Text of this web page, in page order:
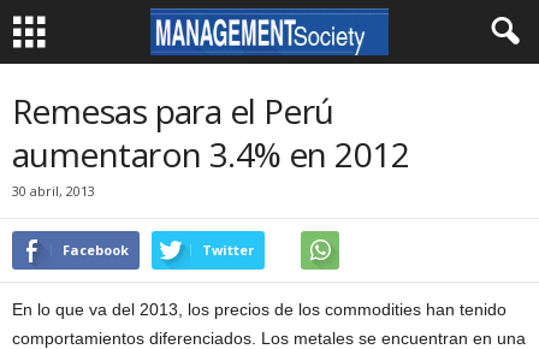
Remesas para el Perú
aumentaron 3.4% en 2012
30 abril, 2013
Facebook Twitter
En lo que va del 2013, los precios de los commodities han tenido
comportamientos diferenciados. Los metales se encuentran en una